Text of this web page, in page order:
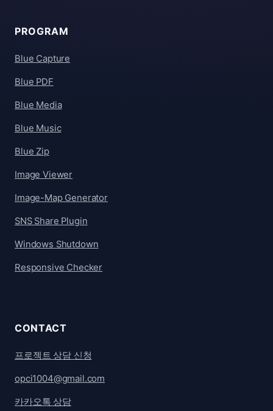
PROGRAM
Blue Capture
Blue PDF
Blue Media
Blue Music
Blue Zip
Image Viewer
Image-Map Generator
SNS Share Plugin
Windows Shutdown
Responsive Checker
CONTACT
프로젝트 상담 신청
opci1004@gmail.com
카카오톡 상담